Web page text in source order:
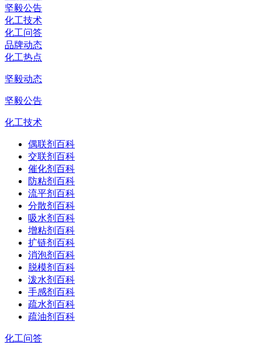
坚毅公告
化工技术
化工问答
品牌动态
化工热点
坚毅动态
坚毅公告
化工技术
偶联剂百科
交联剂百科
催化剂百科
防粘剂百科
流平剂百科
分散剂百科
吸水剂百科
增粘剂百科
扩链剂百科
消泡剂百科
脱模剂百科
泼水剂百科
手感剂百科
疏水剂百科
疏油剂百科
化工问答